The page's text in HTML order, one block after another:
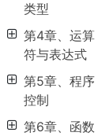
类型
第4章、运算
符与表达式
第5章、程序
控制
第6章、函数